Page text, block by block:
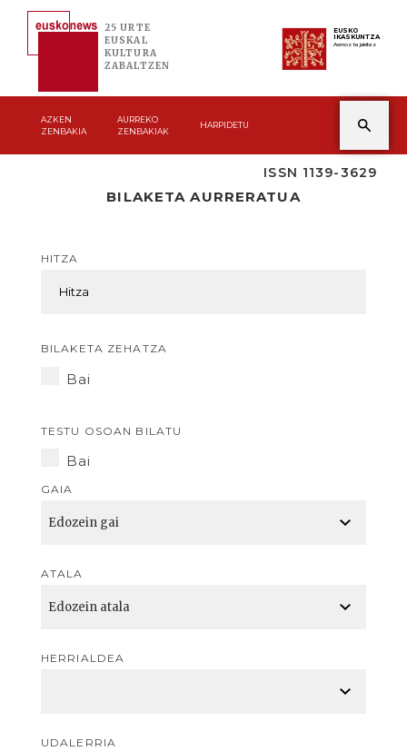
25 URTE
EUSKAL
KULTURA
ZABALTZEN
EUSKO
IKASKUNTZA
Asmoz ta jakitez
AZKEN
ZENBAKIA
AURREKO
ZENBAKIAK
HARPIDETU
ISSN 1139-3629
BILAKETA AURRERATUA
HITZA
BILAKETA ZEHATZA
Bai
TESTU OSOAN BILATU
Bai
GAIA
ATALA
HERRIALDEA
UDALERRIA